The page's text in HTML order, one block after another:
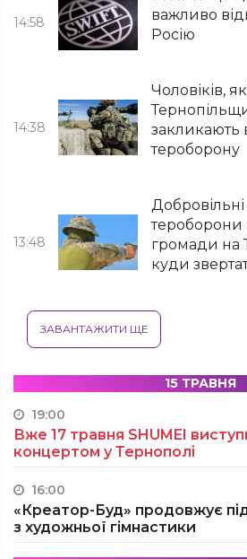
14:58
важливо
Росію
14:38
Чоловіків,
закликають
тероборону
13:48
тероборони
громади на
куди
ЗАВАНТАЖИТИ ЩЕ
15 ТРАВНЯ
19:00
Вже 17 травня SHUMEI
концертом у Тернополі
16:00
«Креатор-Буд» продовжує
з художньої гімнастики